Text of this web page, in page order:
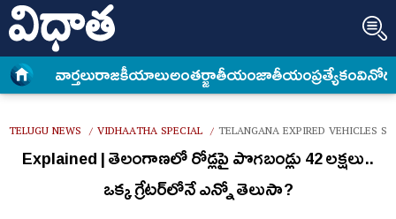
వార్త‌లురాజకీయాలుఅంత‌ర్జాతీయంజాతీయంప్రత్యేకం
TELUGU NEWS / VIDHAATHA SPECIAL / TELANGANA EXPIRED VEHICLES
Explained | తెలంగాణలో రోడ్లపై పొగబండ్లు 42 లక్షలు..
ఒక్క గ్రేటర్‌లోనే ఎన్నో తెలుసా?